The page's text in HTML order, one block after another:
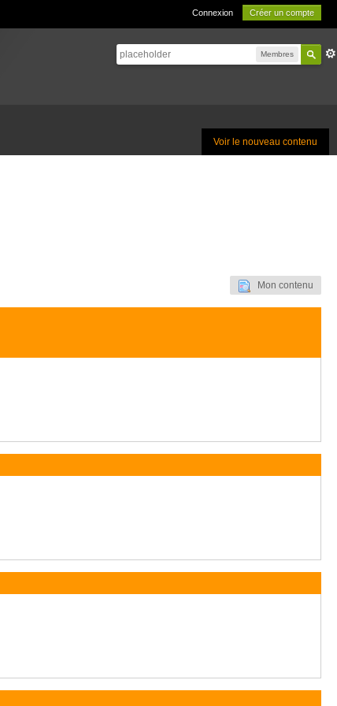
Connexion Créer un compte
Membres
Voir le nouveau contenu
Mon contenu